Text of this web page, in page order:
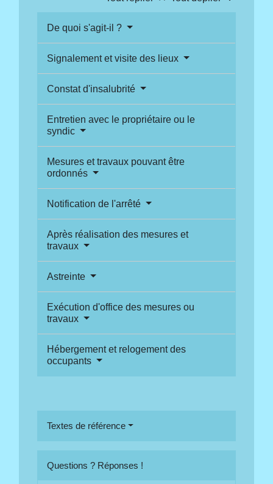
De quoi s'agit-il ?
Signalement et visite des lieux
Constat d'insalubrité
Entretien avec le propriétaire ou le
syndic
Mesures et travaux pouvant être
ordonnés
Notification de l'arrêté
Après réalisation des mesures et
travaux
Astreinte
Exécution d'office des mesures ou
travaux
Hébergement et relogement des
occupants
Textes de référence
Questions ? Réponses !